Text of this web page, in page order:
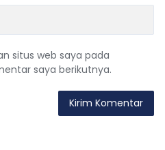
situs web saya pada
saya berikutnya.